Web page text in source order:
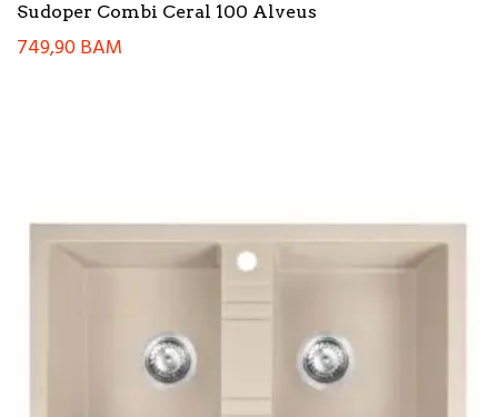
Sudoper Combi Ceral 100 Alveus
749,90BAM